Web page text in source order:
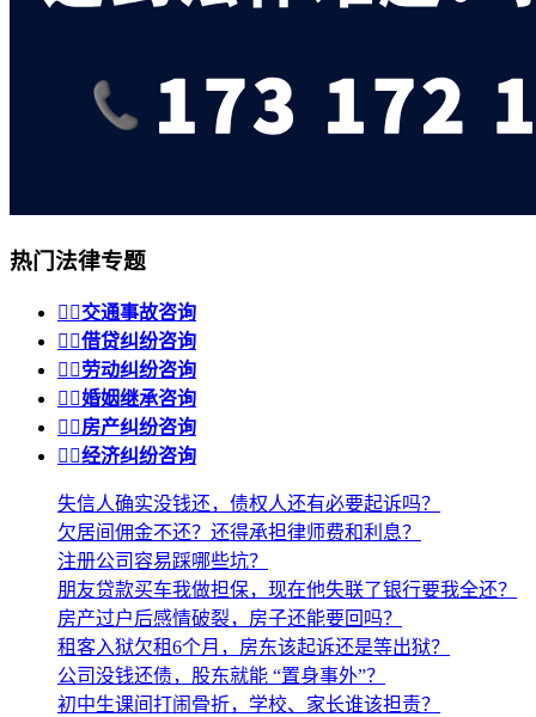
热门法律专题
 交通事故咨询
 借贷纠纷咨询
 劳动纠纷咨询
 婚姻继承咨询
 房产纠纷咨询
 经济纠纷咨询
失信人确实没钱还，债权人还有必要起诉吗？
欠居间佣金不还？还得承担律师费和利息？
注册公司容易踩哪些坑？
朋友贷款买车我做担保，现在他失联了银行要我全还？
房产过户后感情破裂，房子还能要回吗？
租客入狱欠租6个月，房东该起诉还是等出狱？
公司没钱还债，股东就能 “置身事外”？
初中生课间打闹骨折，学校、家长谁该担责？